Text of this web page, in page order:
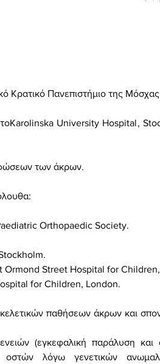
Κρατικό Πανεπιστήμιο της
Karolinska University Hospital,
των άκρων.
Orthopaedic Society.
.
Street Hospital for
for Children, London.
παθήσεων άκρων και
(εγκεφαλική παράλυση
λόγω γενετικών